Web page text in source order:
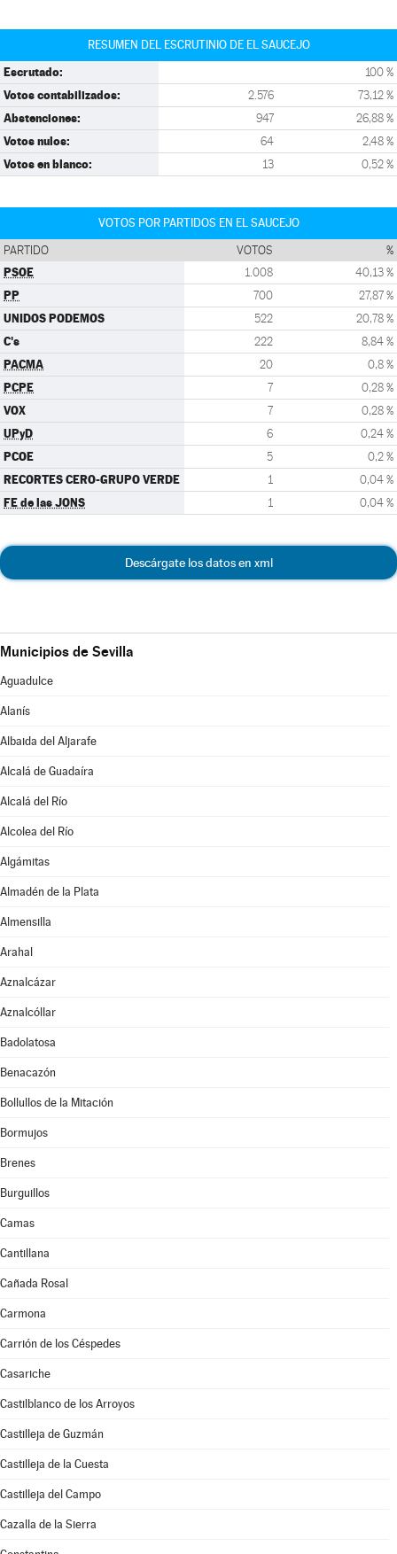
RESUMEN DEL ESCRUTINIO DE EL SAUCEJO
Escrutado: 100 %
Votos contabilizados: 2.576 73,12 %
Abstenciones: 947 26,88 %
Votos nulos: 64 2,48 %
Votos en blanco: 13 0,52 %
VOTOS POR PARTIDOS EN EL SAUCEJO
PARTIDO VOTOS %
PSOE 1.008 40,13 %
PP 700 27,87 %
UNIDOS PODEMOS 522 20,78 %
C's 222 8,84 %
PACMA 20 0,8 %
PCPE 7 0,28 %
VOX 7 0,28 %
UPyD 6 0,24 %
PCOE 5 0,2 %
RECORTES CERO-GRUPO VERDE 1 0,04 %
FE de las JONS 1 0,04 %
Descárgate los datos en xml
Municipios de Sevilla
Aguadulce
Alanís
Albaida del Aljarafe
Alcalá de Guadaíra
Alcalá del Río
Alcolea del Río
Algámitas
Almadén de la Plata
Almensilla
Arahal
Aznalcázar
Aznalcóllar
Badolatosa
Benacazón
Bollullos de la Mitación
Bormujos
Brenes
Burguillos
Camas
Cantillana
Cañada Rosal
Carmona
Carrión de los Céspedes
Casariche
Castilblanco de los Arroyos
Castilleja de Guzmán
Castilleja de la Cuesta
Castilleja del Campo
Cazalla de la Sierra